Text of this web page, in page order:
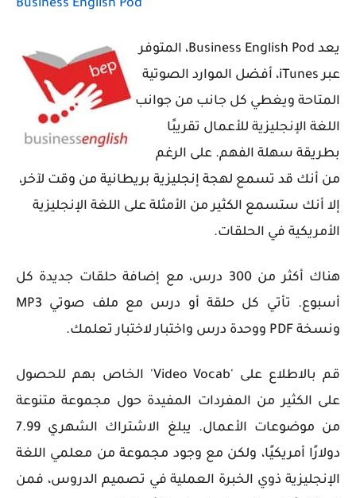
Business English Pod
يعد Business English Pod، المتوفر
عبر iTunes، أفضل الموارد الصوتية
المتاحة ويغطي كل جانب من جوانب
اللغة الإنجليزية للأعمال تقريبًا
بطريقة سهلة الفهم. على الرغم
من أنك قد تسمع لهجة إنجليزية بريطانية من وقت لآخر،
إلا أنك ستسمع الكثير من الأمثلة على اللغة الإنجليزية
الأمريكية في الحلقات.
هناك أكثر من 300 درس، مع إضافة حلقات جديدة كل
أسبوع. تأتي كل حلقة أو درس مع ملف صوتي MP3
ونسخة PDF ووحدة درس واختبار لاختبار تعلمك.
قم بالاطلاع على 'Video Vocab' الخاص بهم للحصول
على الكثير من المفردات المفيدة حول مجموعة متنوعة
من موضوعات الأعمال. يبلغ الاشتراك الشهري 7.99
دولارًا أمريكيًا، ولكن مع وجود مجموعة من معلمي اللغة
الإنجليزية ذوي الخبرة العملية في تصميم الدروس، فمن